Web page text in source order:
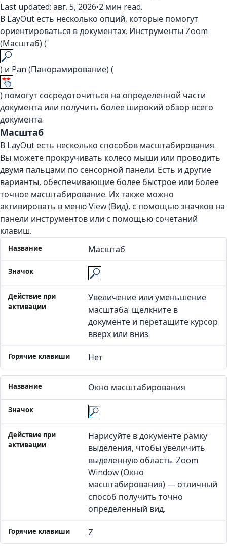
Last updated: авг. 5, 2026•2 мин read.
В LayOut есть несколько опций, которые помогут
ориентироваться в документах. Инструменты Zoom
(Масштаб) (
) и Pan (Панорамирование) (
) помогут сосредоточиться на определенной части
документа или получить более широкий обзор всего
документа.
Масштаб
В LayOut есть несколько способов масштабирования.
Вы можете прокручивать колесо мыши или проводить
двумя пальцами по сенсорной панели. Есть и другие
варианты, обеспечивающие более быстрое или более
точное масштабирование. Их также можно
активировать в меню View (Вид), с помощью значков на
панели инструментов или с помощью сочетаний
клавиш.
Название
Действие при активации
Масштаб
Увеличение или уменьшение
масштаба: щелкните в
документе и перетащите курсор
вверх или вниз.
Нет
Окно масштабирования
Нарисуйте в документе рамку
выделения, чтобы увеличить
выделенную область. Zoom
Window (Окно
масштабирования) — отличный
способ получить точно
определенный вид.
Z